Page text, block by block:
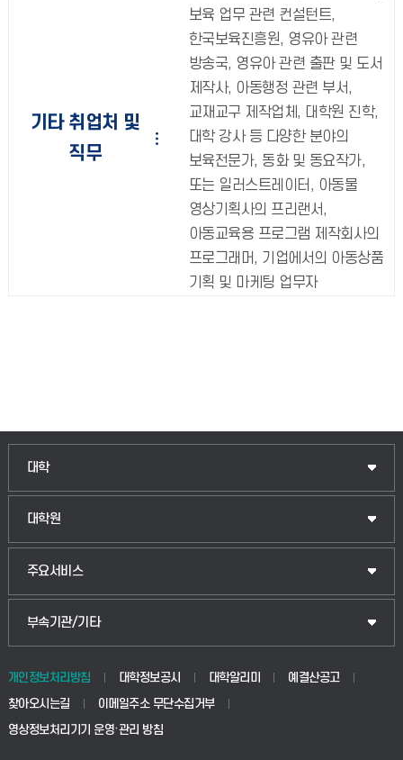
기타 취업처 및
직무
보육 업무 관련 컨설턴트,
한국보육진흥원, 영유아 관련
방송국, 영유아 관련 출판 및 도서
제작사, 아동행정 관련 부서,
교재교구 제작업체, 대학원 진학,
대학 강사 등 다양한 분야의
보육전문가, 동화 및 동요작가,
또는 일러스트레이터, 아동물
영상기획사의 프리랜서,
아동교육용 프로그램 제작회사의
프로그래머, 기업에서의 아동상품
기획 및 마케팅 업무자
대학
인문융합공공인재학부
법경영학부
생명공학부
대학원
일반대학원
산업대학원
공공정책대학원
교육대학원
주요서비스
입학안내
웹메일
학사시스템(전문학사 및 전공심화)
부속기관/기타
중앙도서관
학생생활관(안성)
개인정보처리방침 대학정보공시 대학알리미
예결산공고
찾아오시는길
이메일주소 무단수집거부
영상정보처리기기 운영·관리 방침